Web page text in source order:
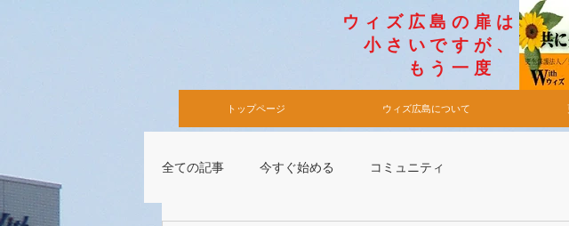
​ウィズ広島の扉は
小さいですが​、
​もう一度
トップページ ウィズ広島について
全ての記事 今すぐ始める コミュニティ